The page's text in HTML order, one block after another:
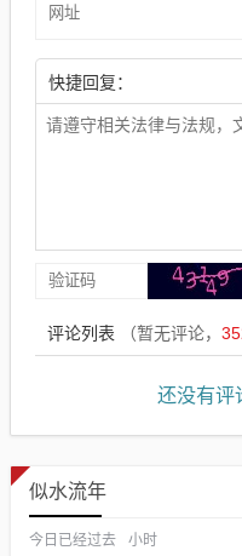
快捷回复：
评论列表 （暂无评论，
还没有评
似水流年
今日已经过去 小时